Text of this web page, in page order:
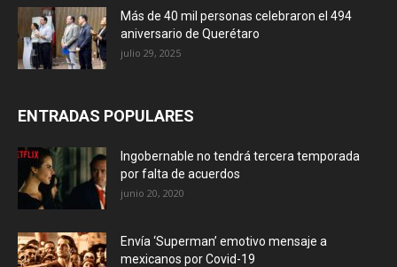
Más de 40 mil personas celebraron el 494
aniversario de Querétaro
julio 29, 2025
ENTRADAS POPULARES
Ingobernable no tendrá tercera temporada
por falta de acuerdos
junio 20, 2020
Envía ‘Superman’ emotivo mensaje a
mexicanos por Covid-19